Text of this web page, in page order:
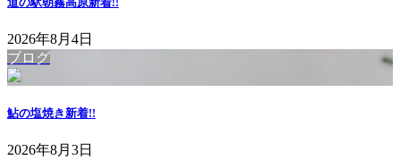
2026年8月4日
ブログ
鮎の塩焼き新着!!
2026年8月3日